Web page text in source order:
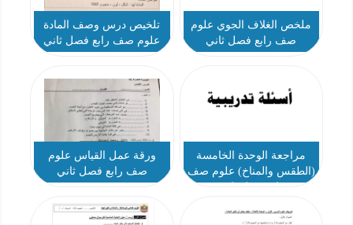
ملخص الغلاف الجوي علوم
صف رابع فصل ثاني
تلخيص درس وصف المادة
علوم صف رابع فصل ثاني
مراجعة الوحدة الخامسة
(الطقس والمناخ) علوم صف
ورقة عمل القياس علوم
صف رابع فصل ثاني